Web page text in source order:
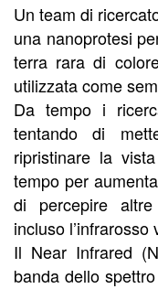
Un team di
una nanoprotesi
terra rara di
utilizzata come
Da tempo i
tentando di
ripristinare la
tempo per
di percepire
incluso l’infrarosso
Il Near Infrared
banda dello